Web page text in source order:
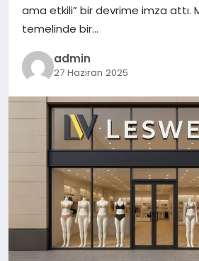
EĞITIM
ama etkili” bir devrime imza attı.
temelinde bir…
admin
27 Haziran 2025